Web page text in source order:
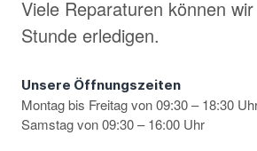
Viele Reparaturen können
Stunde erledigen.
Unsere Öffnungszeiten
Montag bis Freitag von 09:30 – 18:30
Samstag von 09:30 – 16:00 Uhr